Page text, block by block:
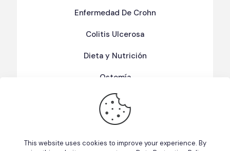
Enfermedad De Crohn
Colitis Ulcerosa
Dieta y Nutrición
Ostomía
Términos Y Condiciones De Uso
Política de Privacidad
This website uses cookies to improve your experience. By